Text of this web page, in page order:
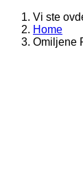
Vi ste
Home
Omiljene